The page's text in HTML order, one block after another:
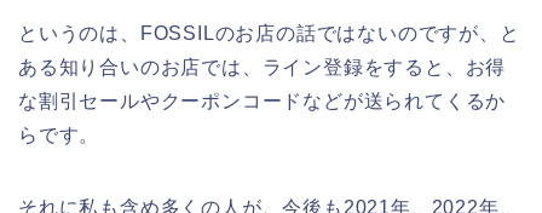
というのは、FOSSILのお店の話ではないのですが、と
ある知り合いのお店では、ライン登録をすると、お得
な割引セールやクーポンコードなどが送られてくるか
らです。
それに私も含め多くの人が、今後も2021年、2022年、